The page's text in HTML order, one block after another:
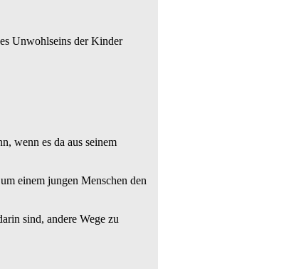
Unwohlseins der Kinder
wenn es da aus seinem
einem jungen Menschen den
sind, andere Wege zu